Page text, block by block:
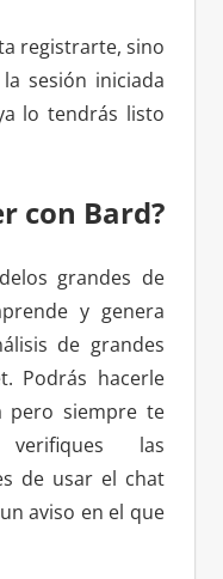
registrarte, sino
sesión iniciada
lo tendrás listo
con Bard?
grandes de
y genera
de grandes
Podrás hacerle
pero siempre te
verifiques las
de usar el chat
aviso en el que